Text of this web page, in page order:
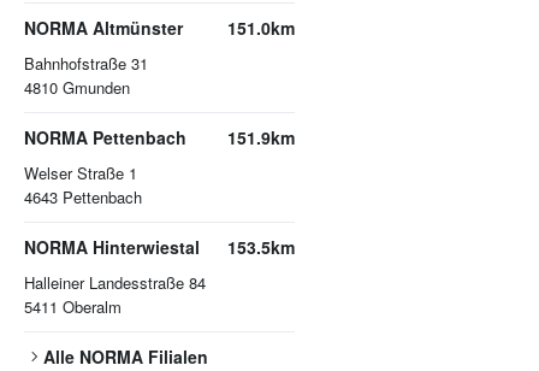
NORMA Altmünster
Bahnhofstraße 31
4810 Gmunden
151.0km
NORMA Pettenbach
Welser Straße 1
4643 Pettenbach
151.9km
NORMA Hinterwiestal
Halleiner Landesstraße 84
5411 Oberalm
153.5km
Alle NORMA Filialen